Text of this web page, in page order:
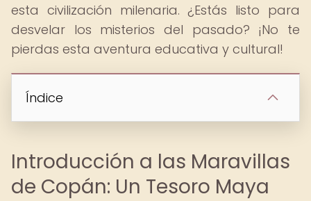
esta civilización milenaria. ¿Estás listo para
desvelar los misterios del pasado? ¡No te
pierdas esta aventura educativa y cultural!
Índice
Introducción a las Maravillas
de Copán: Un Tesoro Maya